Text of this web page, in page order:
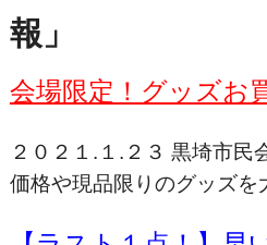
報」
会場限定！グッズお
２０２１.１.２３ 黒埼市民
価格や現品限りのグッズを